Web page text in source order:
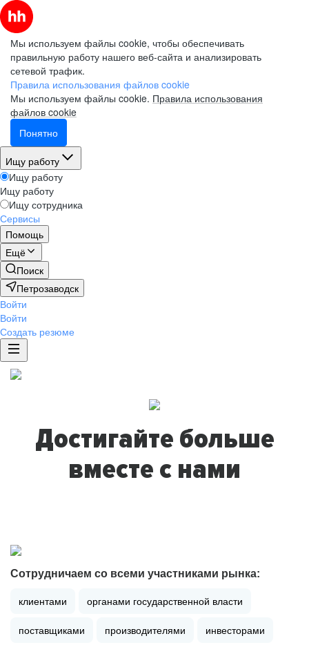
Мы используем файлы cookie, чтобы обеспечивать
правильную работу нашего веб-сайта и анализировать
сетевой трафик.
Правила использования файлов cookie
Мы используем файлы cookie. Правила использования
файлов cookie
Понятно
Ищу работу
Ищу работу
Ищу работу
Ищу сотрудника
Сервисы
Помощь
Ещё
Поиск
Петрозаводск
Войти
Войти
Создать резюме
Достигайте больше
вместе с нами
Сотрудничаем со всеми участниками рынка:
клиентами органами государственной власти
поставщиками производителями инвесторами